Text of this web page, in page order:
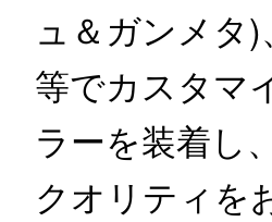
ュ＆ガンメタ
等でカスタマ
ラーを装着し
クオリティを